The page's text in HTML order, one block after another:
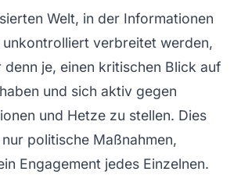
Welt, in der Informationen
verbreitet werden,
je, einen kritischen Blick auf
und sich aktiv gegen
und Hetze zu stellen. Dies
politische Maßnahmen,
Engagement jedes Einzelnen.